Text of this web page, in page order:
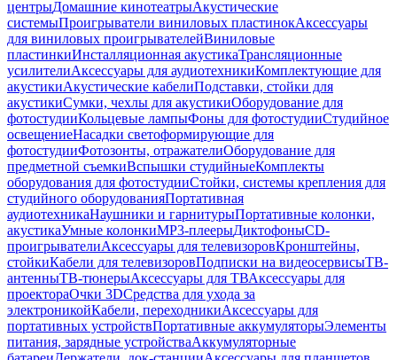
центрыДомашние кинотеатрыАкустические
системыПроигрыватели виниловых пластинокАксессуары
для виниловых проигрывателейВиниловые
пластинкиИнсталляционная акустикаТрансляционные
усилителиАксессуары для аудиотехникиКомплектующие для
акустикиАкустические кабелиПодставки, стойки для
акустикиСумки, чехлы для акустикиОборудование для
фотостудииКольцевые лампыФоны для фотостудииСтудийное
освещениеНасадки светоформирующие для
фотостудииФотозонты, отражателиОборудование для
предметной съемкиВспышки студийныеКомплекты
оборудования для фотостудииСтойки, системы крепления для
студийного оборудованияПортативная
аудиотехникаНаушники и гарнитурыПортативные колонки,
акустикаУмные колонкиMP3-плеерыДиктофоныCD-
проигрывателиАксессуары для телевизоровКронштейны,
стойкиКабели для телевизоровПодписки на видеосервисыТВ-
антенныТВ-тюнерыАксессуары для ТВАксессуары для
проектораОчки 3DСредства для ухода за
электроникойКабели, переходникиАксессуары для
портативных устройствПортативные аккумуляторыЭлементы
питания, зарядные устройстваАккумуляторные